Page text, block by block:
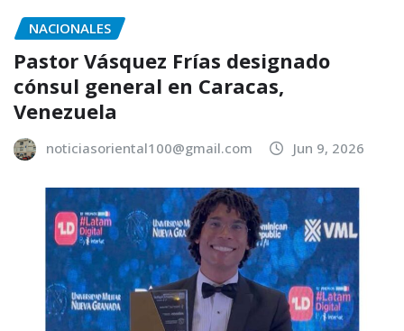
NACIONALES
Pastor Vásquez Frías designado
cónsul general en Caracas,
Venezuela
noticiasoriental100@gmail.com Jun 9, 2026